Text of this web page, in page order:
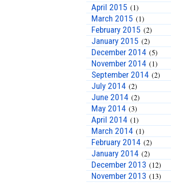
April 2015 (1)
March 2015 (1)
February 2015 (2)
January 2015 (2)
December 2014 (5)
November 2014 (1)
September 2014 (2)
July 2014 (2)
June 2014 (2)
May 2014 (3)
April 2014 (1)
March 2014 (1)
February 2014 (2)
January 2014 (2)
December 2013 (12)
November 2013 (13)